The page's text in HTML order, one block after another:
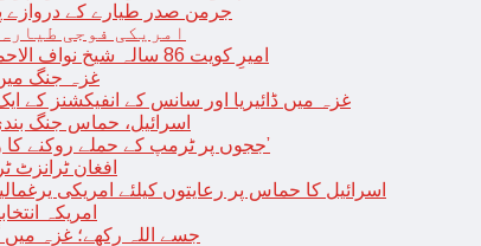
جرمن صدر طیارے کے دروازے
امریکی فوجی
امیرِ کویت 86 سالہ شیخ نواف الاحمد کی اچانک طبیعت بگڑ گئی؛ اسپتال میں داخل
غزہ جنگ میں
غزہ میں ڈائیریا اور سانس کے انفیکشنز کے
اسرائیل، حماس جنگ
‘ججوں پر ٹرمپ کے حملے روکنے کا واحد طریقہ ہے کہ انہیں جیل میں ڈال دیا جائے’
افغان ٹرانزٹ ٹریڈ کی
اسرائیل کا حماس پر رعایتوں کیلئے امریکی
امریکہ
جسے اللہ رکھے؛ غزہ میں گھر کے ملبے سے37